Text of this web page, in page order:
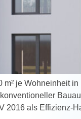
je Wohneinheit
2016 als Effizienz-